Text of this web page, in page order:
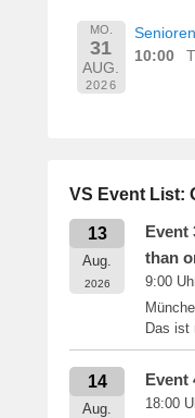
MO.
31
AUG.
2026
10:00
VS Event List:
13
Aug.
2026
Event
than
9:00
Das ist
14
Aug.
Event
18:00